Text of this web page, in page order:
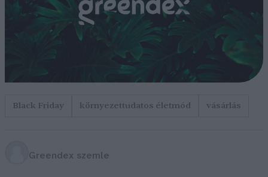
Black Friday környezettudatos életmód vásárlás
Greendex szemle